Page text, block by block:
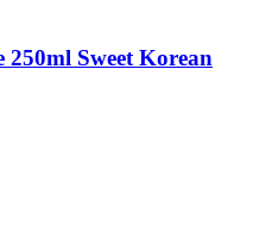
Sweet Korean